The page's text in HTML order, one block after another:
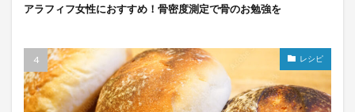
アラフィフ女性におすすめ！骨密度測定で骨のお勉強を
レシピ